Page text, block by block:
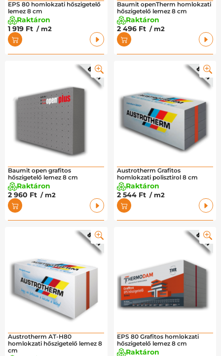
EPS 80 homlokzati hőszigetelő
lemez 8 cm
Raktáron
1 919 Ft / m2
Baumit openTherm homlokzati
hőszigetelő lemez 8 cm
Raktáron
2 496 Ft / m2
Baumit open grafitos
hőszigetelő lemez 8 cm
Raktáron
2 960 Ft / m2
Austrotherm Grafitos
homlokzati polisztirol 8 cm
Raktáron
2 544 Ft / m2
Austrotherm AT-H80
homlokzati hőszigetelő lemez 8
cm
EPS 80 Grafitos homlokzati
hőszigetelő lemez 8 cm
Raktáron